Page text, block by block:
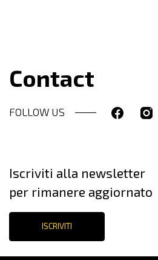
Contact
FOLLOW US
Iscriviti alla newsletter
per rimanere aggiornato
ISCRIVITI